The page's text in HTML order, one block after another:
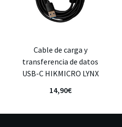
Cable de carga y
transferencia de datos
USB-C HIKMICRO LYNX
14,90€